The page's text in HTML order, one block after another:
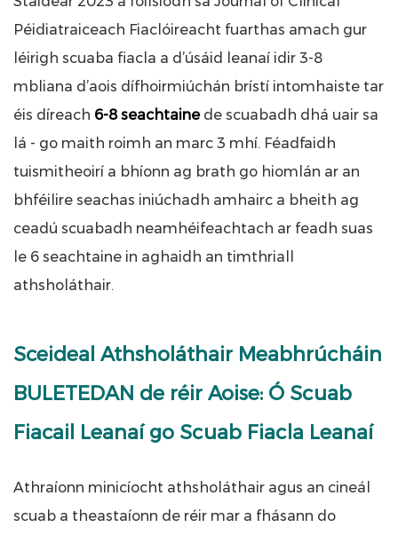
Péidiatraiceach Fiaclóireacht fuarthas amach gur
léirigh scuaba fiacla a d’úsáid leanaí idir 3-8
mbliana d’aois dífhoirmiúchán brístí intomhaiste tar
éis díreach 6-8 seachtaine de scuabadh dhá uair sa
lá - go maith roimh an marc 3 mhí. Féadfaidh
tuismitheoirí a bhíonn ag brath go hiomlán ar an
bhféilire seachas iniúchadh amhairc a bheith ag
ceadú scuabadh neamhéifeachtach ar feadh suas
le 6 seachtaine in aghaidh an timthriall
athsholáthair.
Sceideal Athsholáthair Meabhrúcháin
BULETEDAN de réir Aoise: Ó Scuab
Fiacail Leanaí go Scuab Fiacla Leanaí
Athraíonn minicíocht athsholáthair agus an cineál
scuab a theastaíonn de réir mar a fhásann do